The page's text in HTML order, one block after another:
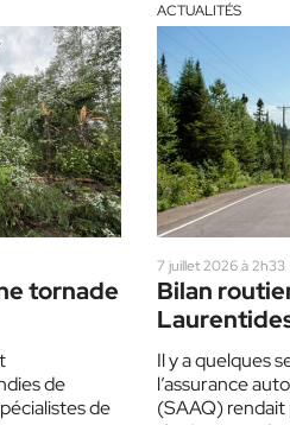
tornade
de
de
ACTUALITÉS
7 juillet 2026 à 2h33
Bilan
figue mi-
Il y a quelques
l’assurance
(SAAQ) rendait